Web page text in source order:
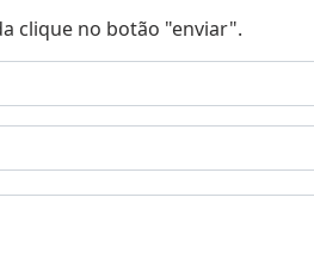
clique no botão "enviar".